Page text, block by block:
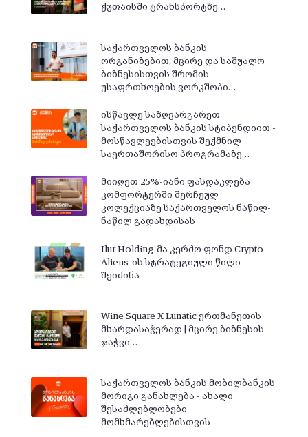
ქუთაისში ტრანსპორტზე…
საქართველოს ბანკის
ორგანიზებით, მცირე და საშუალო
ბიზნესისთვის შრომის
უსაფრთხოების ვორკშოპი…
ისწავლე საზღვარგარეთ
საქართველოს ბანკის სტიპენდიით -
მოსწავლეებისთვის შექმნილ
საერთაშორისო პროგრამაზე…
მიიღეთ 25%-იანი ფასდაკლება
კომფორტერში შერჩეულ
კოლექციაზე საქართველოს ნაწილ-
ნაწილ გადახდისას
Ilur Holding-მა კერძო ფონდ Crypto
Aliens-ის სტრატეგიული წილი
შეიძინა
Wine Square X Lunatic ერთმანეთის
მხარდასაჭერად | მცირე ბიზნესის
ჯაჭვი…
საქართველოს ბანკის მობილბანკის
მორიგი განახლება - ახალი
შესაძლებლობები
მომხმარებლებისთვის